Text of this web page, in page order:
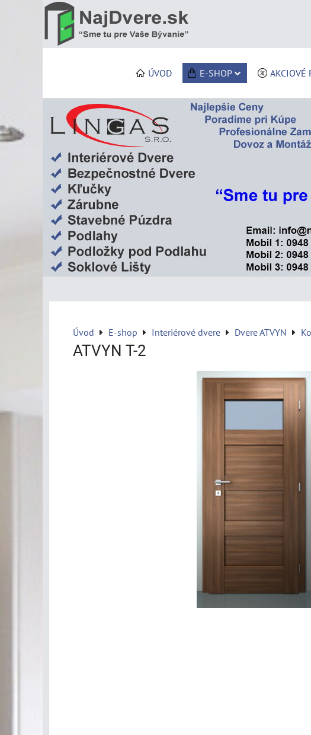
ÚVOD E-SHOP AKCIOVÉ
Úvod E-shop Interiérové dvere Dvere ATVYN
ATVYN T-2